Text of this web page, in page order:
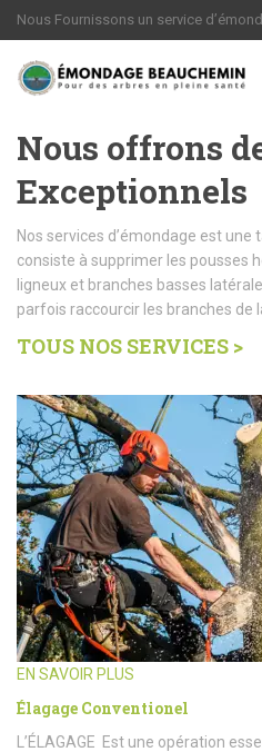
Nous Fournissons un service
Nous offrons
Exceptionnels
Nos services d’émondage est une
consiste à supprimer les pousses
ligneux et branches basses
parfois raccourcir les branches de
TOUS NOS SERVICES >
EN SAVOIR PLUS
Élagage Conventionel
L’ÉLAGAGE Est une opération